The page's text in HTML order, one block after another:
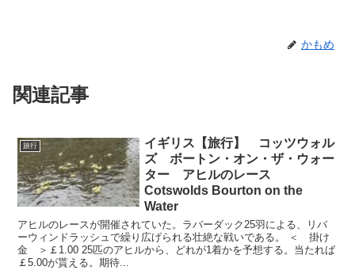
かもめ
関連記事
旅行
イギリス【旅行】 コッツウォル
ズ ボートン・オン・ザ・ウォー
ター アヒルのレース
Cotswolds Bourton on the
Water
アヒルのレースが開催されていた。ラバーダック25羽による、リバ
ーウィンドラッシュで繰り広げられる壮絶な戦いである。 ＜ 掛け
金 ＞￡1.00 25匹のアヒルから、どれが1着かを予想する。当たれば
￡5.00が貰える。期待...